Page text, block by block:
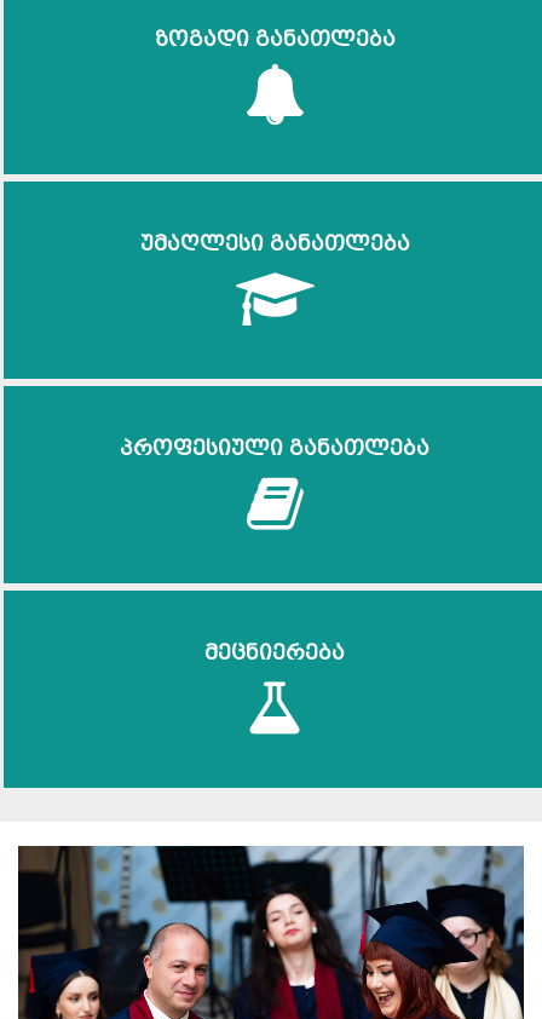
ზოგადი განათლება
უმაღლესი განათლება
პროფესიული განათლება
მეცნიერება